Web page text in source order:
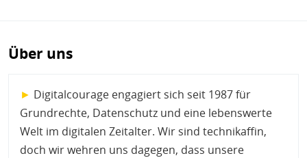
Über uns
► Digitalcourage engagiert sich seit 1987 für
Grundrechte, Datenschutz und eine lebenswerte
Welt im digitalen Zeitalter. Wir sind technikaffin,
doch wir wehren uns dagegen, dass unsere